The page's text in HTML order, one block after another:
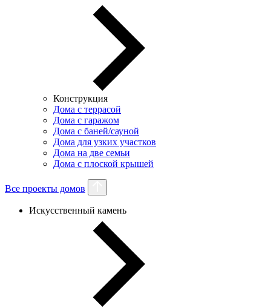
Конструкция
Дома с террасой
Дома с гаражом
Дома с баней/сауной
Дома для узких участков
Дома на две семьи
Дома с плоской крышей
Все проекты домов
Искусственный камень